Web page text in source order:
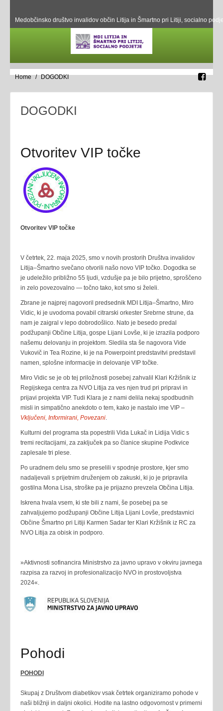
Medobčinsko društvo invalidov občin Litija in Šmartno pri Litiji, socialno
Home DOGODKI
DOGODKI
Otvoritev VIP točke
Otvoritev VIP točke
V četrtek, 22. maja 2025, smo v novih prostorih Društva invalidov
Litija–Šmartno svečano otvorili našo novo VIP točko. Dogodka se
je udeležilo približno 55 ljudi, vzdušje pa je bilo prijetno, sproščeno
in zelo povezovalno — točno tako, kot smo si želeli.
Zbrane je najprej nagovoril predsednik MDI Litija–Šmartno, Miro
Vidic, ki je uvodoma povabil citrarski orkester Srebrne strune, da
nam je zaigral v lepo dobrodošlico. Nato je besedo predal
podžupanji Občine Litija, gospe Lijani Lovše, ki je izrazila podporo
našemu delovanju in projektom. Sledila sta še nagovora Vide
Vukovič in Tea Rozine, ki je na Powerpoint predstavitvi predstavil
namen, splošne informacije in delovanje VIP točke.
Miro Vidic se je ob tej priložnosti posebej zahvalil Klari Kržišnik iz
Regijskega centra za NVO Litija za ves njen trud pri pripravi in
prijavi projekta VIP. Tudi Klara je z nami delila nekaj spodbudnih
misli in simpatično anekdoto o tem, kako je nastalo ime VIP –
Vključeni, Informirani, Povezani.
Kulturni del programa sta popestrili Vida Lukač in Lidija Vidic s
tremi recitacijami, za zaključek pa so članice skupine Podkvice
zaplesale tri plese.
Po uradnem delu smo se preselili v spodnje prostore, kjer smo
nadaljevali s prijetnim druženjem ob zakuski, ki jo je pripravila
gostilna Mona Lisa, stroške pa je prijazno prevzela Občina Litija.
Iskrena hvala vsem, ki ste bili z nami, še posebej pa se
zahvaljujemo podžupanji Občine Litija Lijani Lovše, predstavnici
Občine Šmartno pri Litiji Karmen Sadar ter Klari Kržišnik iz RC za
NVO Litija za obisk in podporo.
»Aktivnosti sofinancira Ministrstvo za javno upravo v okviru javnega
razpisa za razvoj in profesionalizacijo NVO in prostovoljstva
2024«.
Pohodi
POHODI
Skupaj z Društvom diabetikov vsak četrtek organiziramo pohode v
naši bližnji in daljni okolici. Hodite na lastno odgovornost v primerni